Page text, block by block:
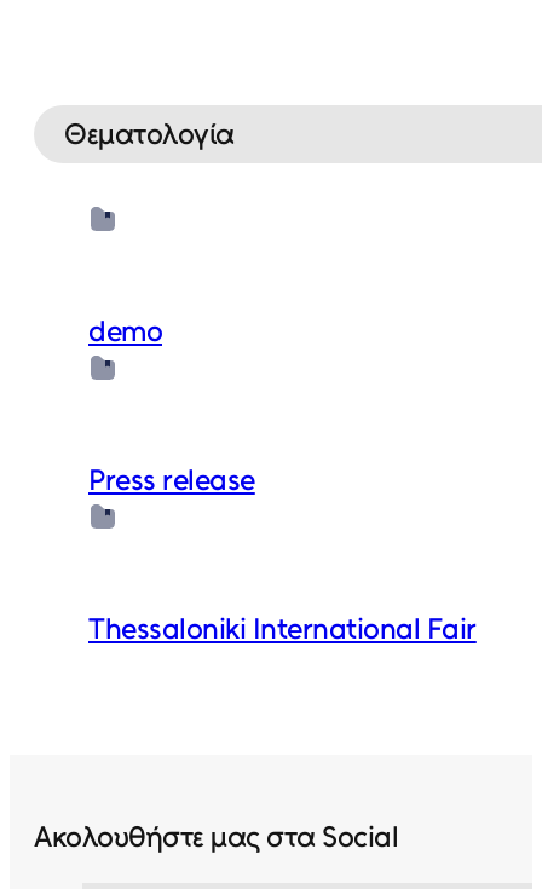
Θεματολογία
demo
Press release
Thessaloniki International Fair
Ακολουθήστε μας στα Social